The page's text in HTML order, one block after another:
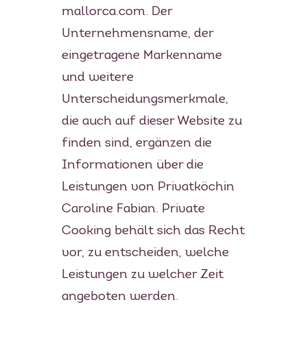
mallorca.com. Der
Unternehmensname, der
eingetragene Markenname
und weitere
Unterscheidungsmerkmale,
die auch auf dieser Website zu
finden sind, ergänzen die
Informationen über die
Leistungen von Privatköchin
Caroline Fabian. Private
Cooking behält sich das Recht
vor, zu entscheiden, welche
Leistungen zu welcher Zeit
angeboten werden.